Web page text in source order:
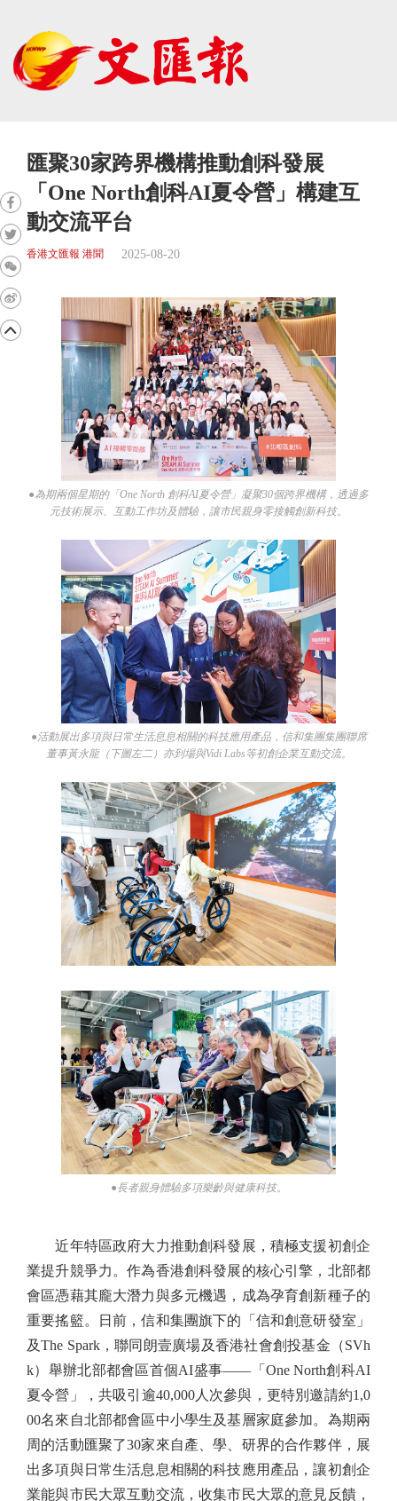
匯聚30家跨界機構推動創科發展
「One North創科AI夏令營」構建互
動交流平台
香港文匯報 港聞 2025-08-20
●為期兩個星期的「One North 創科AI夏令營」凝聚30個跨界機構，透過多
元技術展示、互動工作坊及體驗，讓市民親身零接觸創新科技。
●活動展出多項與日常生活息息相關的科技應用產品，信和集團集團聯席
董事黃永龍（下圖左二）亦到場與Vidi Labs等初創企業互動交流。
●長者親身體驗多項樂齡與健康科技。
近年特區政府大力推動創科發展，積極支援初創企
業提升競爭力。作為香港創科發展的核心引擎，北部都
會區憑藉其龐大潛力與多元機遇，成為孕育創新種子的
重要搖籃。日前，信和集團旗下的「信和創意研發室」
及The Spark，聯同朗壹廣場及香港社會創投基金（SVh
k）舉辦北部都會區首個AI盛事——「One North創科AI
夏令營」，共吸引逾40,000人次參與，更特別邀請約1,0
00名來自北部都會區中小學生及基層家庭參加。為期兩
周的活動匯聚了30家來自產、學、研界的合作夥伴，展
出多項與日常生活息息相關的科技應用產品，讓初創企
業能與市民大眾互動交流，收集市民大眾的意見反饋，